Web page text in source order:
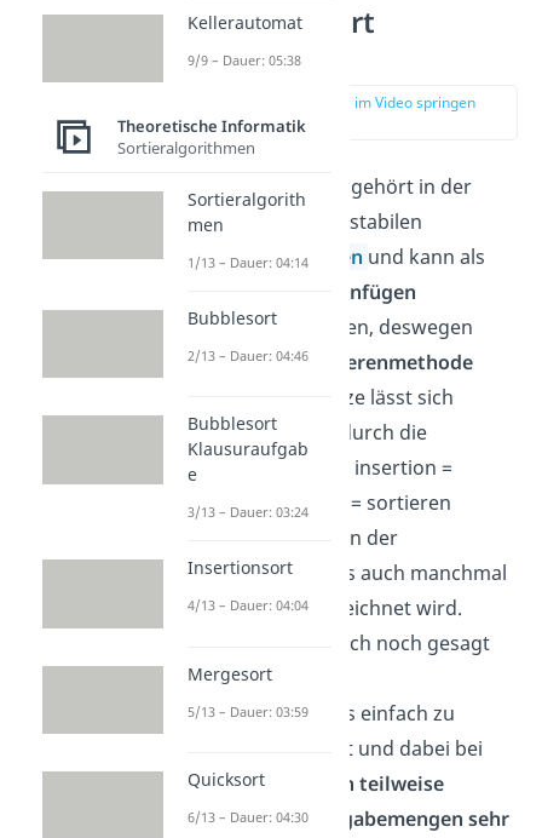
Insertion Sort
Erklärung
zur Stelle im Video springen
(00:11)
Der Insertion Sort gehört in der
Informatik zu den stabilen
Sortieralgorithmen und kann als
Sortieren durch Einfügen
beschrieben werden, deswegen
auch Einfügesortierenmethode
genannt. Das Ganze lässt sich
natürlich einfach durch die
englischen Wörter insertion =
Einfügen und sort = sortieren
ableiten, weswegen der
Sortieralgorithmus auch manchmal
alsInsertsortbezeichnet wird.
Allgemein kann auch noch gesagt
werden, dass der
Sortieralgorithmus einfach zu
implementieren ist und dabei bei
kleiner oder schon teilweise
vorsortierten Eingabemengen sehr
Kellerautomat
9/9 – Dauer: 05:38
Theoretische Informatik
Sortieralgorithmen
Sortieralgorith
men
1/13 – Dauer: 04:14
Bubblesort
2/13 – Dauer: 04:46
Bubblesort
Klausuraufgab
e
3/13 – Dauer: 03:24
Insertionsort
4/13 – Dauer: 04:04
Mergesort
5/13 – Dauer: 03:59
Quicksort
6/13 – Dauer: 04:30